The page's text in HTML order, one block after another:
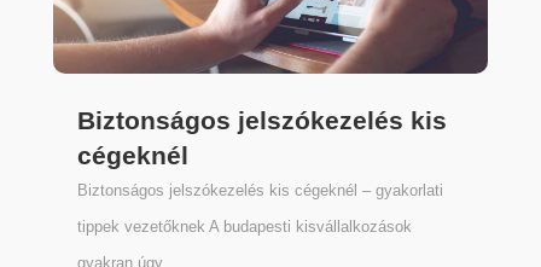
Biztonságos jelszókezelés kis
cégeknél
Biztonságos jelszókezelés kis cégeknél – gyakorlati
tippek vezetőknek A budapesti kisvállalkozások
gyakran úgy...